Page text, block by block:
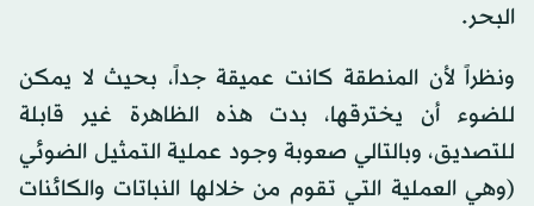
البحر.
ونظراً لأن المنطقة كانت عميقة جداً، بحيث لا يمكن
للضوء أن يخترقها، بدت هذه الظاهرة غير قابلة
للتصديق، وبالتالي صعوبة وجود عملية التمثيل الضوئي
(وهي العملية التي تقوم من خلالها النباتات والكائنات